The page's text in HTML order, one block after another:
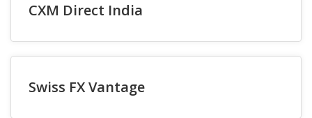
CXM Direct India
Swiss FX Vantage